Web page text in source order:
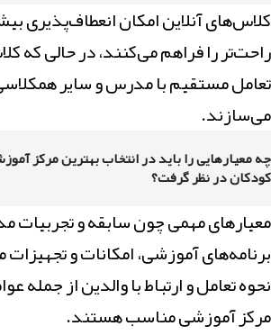
کلاس‌های آنلاین امکان انعطاف‌پذیری
راحت‌تر را فراهم می‌کنند، در حالی که
تعامل مستقیم با مدرس و سایر
می‌سازند.
چه معیارهایی را باید در انتخاب بهترین مرکز
کودکان در نظر گرفت؟
معیارهای مهمی چون سابقه و تجربیات
برنامه‌های آموزشی، امکانات و
نحوه تعامل و ارتباط با والدین از جمله
مرکز آموزشی مناسب هستند.